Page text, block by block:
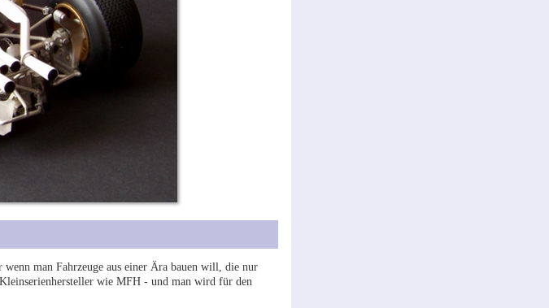
man Fahrzeuge aus einer Ära bauen will, die nur
wie MFH - und man wird für den